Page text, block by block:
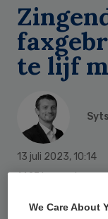
te lijf
13 juli 2023, 10:14
1427 keer gelezen
Met een
We Care About